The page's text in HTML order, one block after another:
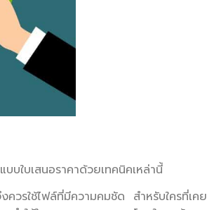
ใบเสนอราคาด้วยเทคนิคเหล่านี้
ควรใช้ไฟล์ที่มีความคมชัด สำหรับใครที่เคย